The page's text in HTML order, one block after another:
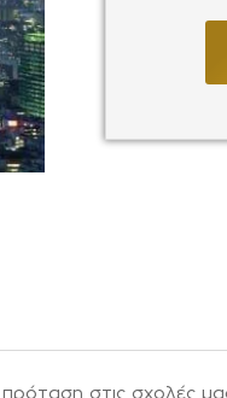
στις σχολές